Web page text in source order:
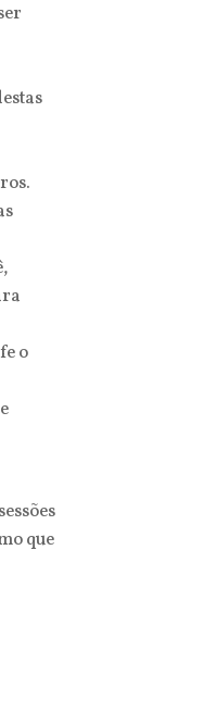
o
que